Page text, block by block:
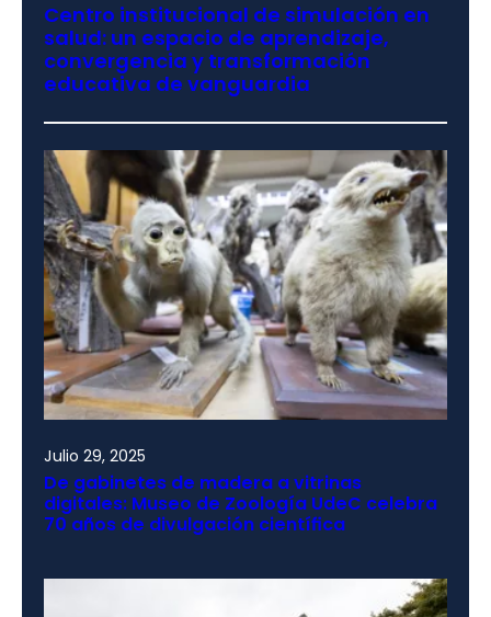
Centro institucional de simulación en
salud: un espacio de aprendizaje,
convergencia y transformación
educativa de vanguardia
Julio 29, 2025
De gabinetes de madera a vitrinas
digitales: Museo de Zoología UdeC celebra
70 años de divulgación científica